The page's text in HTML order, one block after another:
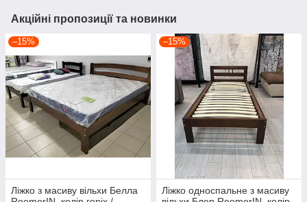
Акційні пропозиції та новинки
–15%
Ліжко з масиву вільхи Белла
–15%
Ліжко односпальне з масиву